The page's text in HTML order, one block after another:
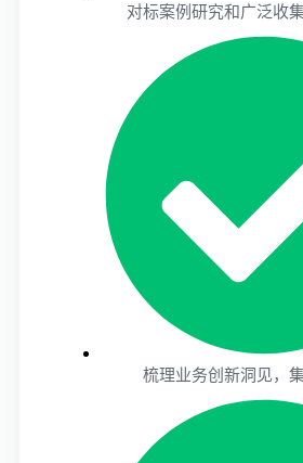
对标案例研究和广泛收
梳理业务创新洞见，